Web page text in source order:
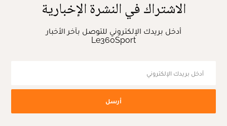
الاشتراك في النشرة الإخبارية
أدخل بريدك الإلكتروني للتوصل بآخر الأخبار
Le360Sport
أرسل